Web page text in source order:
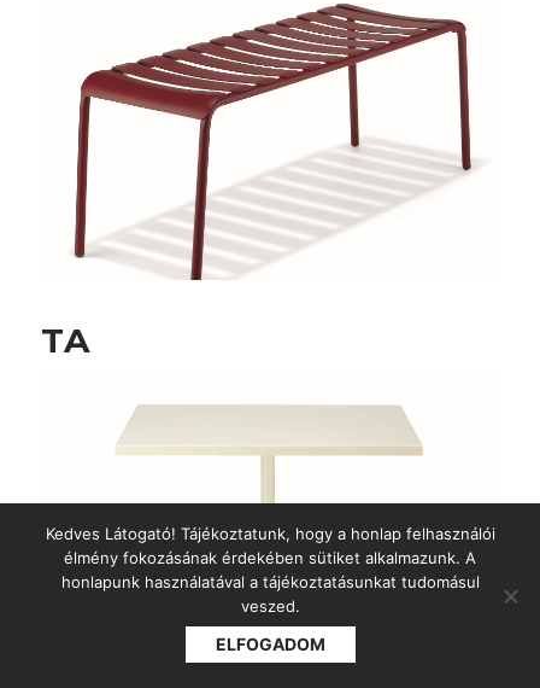
TA
Kedves Látogató! Tájékoztatunk, hogy a honlap felhasználói
élmény fokozásának érdekében sütiket alkalmazunk. A
honlapunk használatával a tájékoztatásunkat tudomásul
veszed.
ELFOGADOM